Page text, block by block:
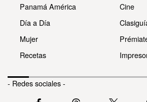
Panamá América
Día a Día
Mujer
Recetas
Cine
- Redes sociales -